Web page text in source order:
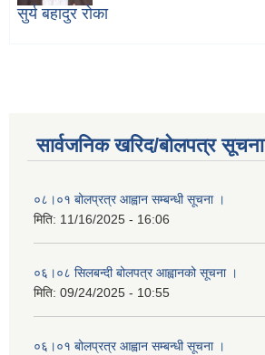
सुर्य बहादुर रोका
सार्वजनिक खरिद/बोलपत्र सूचना
०८।०१ बोलप्रत्र आह्वान सम्बन्धी सूचना ।
मिति: 11/16/2025 - 16:06
०६।०८ सिलबन्दी बोलपत्र आह्वानको सूचना ।
मिति: 09/24/2025 - 10:55
०६।०१ बोलप्रत्र आह्वान सम्बन्धी सूचना ।